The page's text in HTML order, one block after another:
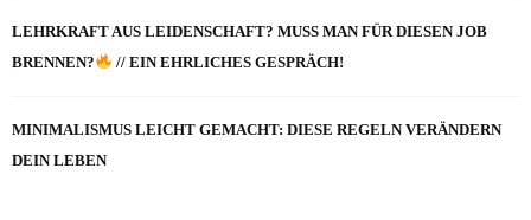
LEHRKRAFT AUS LEIDENSCHAFT? MUSS MAN FÜR DIESEN JOB
BRENNEN?
// EIN EHRLICHES GESPRÄCH!
MINIMALISMUS LEICHT GEMACHT: DIESE REGELN VERÄNDERN
DEIN LEBEN